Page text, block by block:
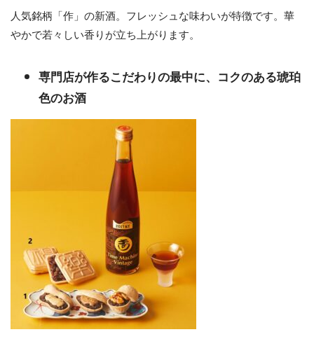
人気銘柄「作」の新酒。フレッシュな味わいが特徴です。華
やかで若々しい香りが立ち上がります。
専門店が作るこだわりの最中に、コクのある琥珀
色のお酒